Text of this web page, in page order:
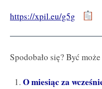
https://xpil.eu/g5g
Spodobało się? Być
O miesiąc za